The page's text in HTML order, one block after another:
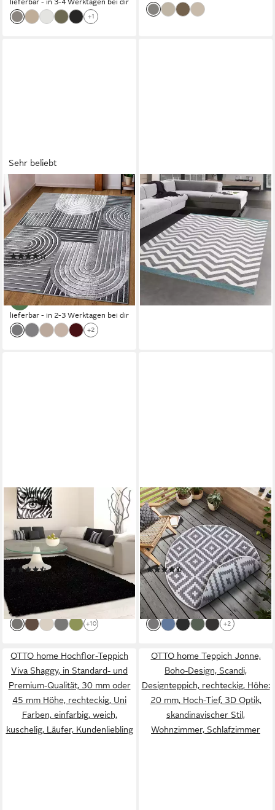
lieferbar - in 3-4 Werktagen bei dir
+1
Sehr beliebt
OTTO HOME
Teppich Lysandra, rechteckig,
Höhe: 8 mm, 3D-Effekt, softer
Kurzflor, pflegeleicht, leichter
Glanz, Scandi-Look
(1004)
ab 10,50 € UVP16,99 €
-38%
lieferbar - in 2-3 Werktagen bei dir
+2
CARPETIA
Teppich Wohnzimmer Teppich
Skandinavisches Design in
Türkis Creme Grau,
rechteckig
25,00 €
lieferbar - in 3-4 Werktagen bei dir
AYYILDIZ TEPPICHE
Hochflor-Teppich Life Shaggy
1500, auch als Läufer und in
Rund erhältlich, rechteckig,
Höhe: 30 mm, Langflor, uni,
große Farb- und
Größenauswahl. Wohnzimmer,
alle Räume
(4102)
ab 18,99 € UVP 31,32 €
-39%
lieferbar - in 4-5 Werktagen bei dir
+10
OTTO HOME
Teppich Ronda Wendeteppich,
rund, Höhe: 5 mm, Sisal-Optik,
Flachgewebe, In- und
Outdoor, geometrisches Boho
Design
(743)
ab 41,99 € UVP99,99 €
-58%
lieferbar - in 2-3 Werktagen bei dir
+2
OTTO home Hochflor-Teppich
Viva Shaggy, in Standard- und
Premium-Qualität, 30 mm oder
45 mm Höhe, rechteckig, Uni
Farben, einfarbig, weich,
kuschelig, Läufer, Kundenliebling
OTTO home Teppich Jonne,
Boho-Design, Scandi,
Designteppich, rechteckig, Höhe:
20 mm, Hoch-Tief, 3D Optik,
skandinavischer Stil,
Wohnzimmer, Schlafzimmer